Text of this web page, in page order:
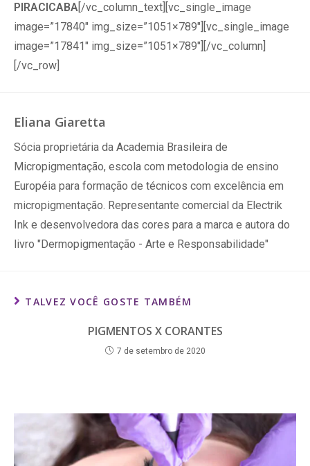
PIRACICABA[/vc_column_text][vc_single_image
image=”17840″ img_size=”1051×789″][vc_single_image
image=”17841″ img_size=”1051×789″][/vc_column]
[/vc_row]
Eliana Giaretta
Sócia proprietária da Academia Brasileira de
Micropigmentação, escola com metodologia de ensino
Européia para formação de técnicos com excelência em
micropigmentação. Representante comercial da Electrik
Ink e desenvolvedora das cores para a marca e autora do
livro "Dermopigmentação - Arte e Responsabilidade"
TALVEZ VOCÊ GOSTE TAMBÉM
PIGMENTOS X CORANTES
7 de setembro de 2020